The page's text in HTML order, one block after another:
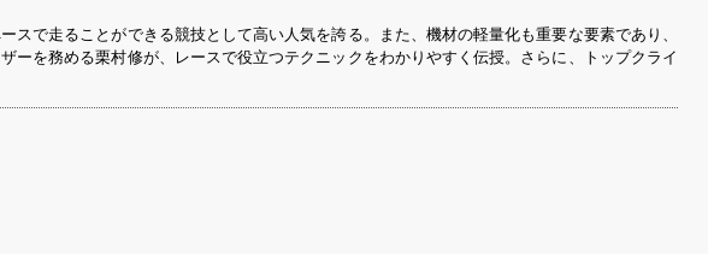
で走ることができる競技として高い人気を誇る。また、機材の軽量化も重要な要素であり、
を務める栗村修が、レースで役立つテクニックをわかりやすく伝授。さらに、トップクライ